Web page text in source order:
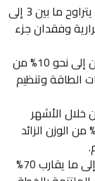
يلاحظ المريض خلال الأسبوع الأول فقدانًا يتراوح ما بين 3 إلى
وفقدان جزء
خلال الشهر الأول يصل معدل فقدان الوزن إلى نحو 10% من
الطاقة وتنظيم
خلال الأشهر
الستة الأولى، حيث يصل الانخفاض إلى 50% من الوزن الزائد
مع مرور السنة الأولى، يصل فقدان الوزن إلى ما يقارب 70%